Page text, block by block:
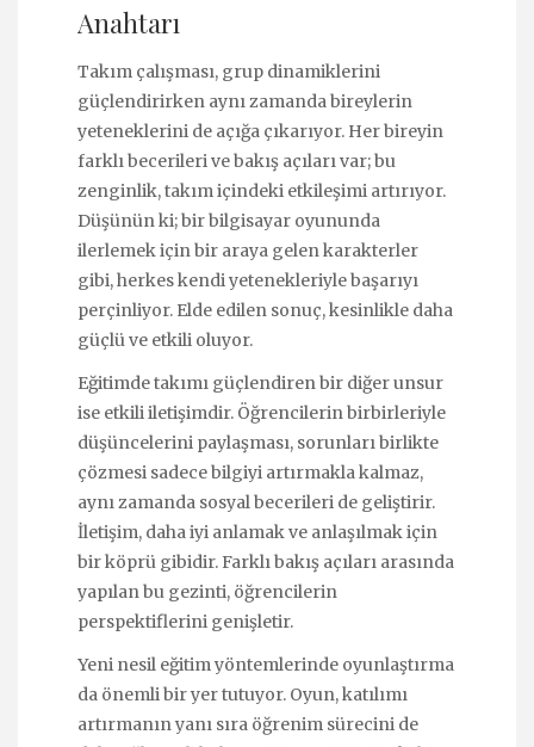
Anahtarı
Takım çalışması, grup dinamiklerini
güçlendirirken aynı zamanda bireylerin
yeteneklerini de açığa çıkarıyor. Her bireyin
farklı becerileri ve bakış açıları var; bu
zenginlik, takım içindeki etkileşimi artırıyor.
Düşünün ki; bir bilgisayar oyununda
ilerlemek için bir araya gelen karakterler
gibi, herkes kendi yetenekleriyle başarıyı
perçinliyor. Elde edilen sonuç, kesinlikle daha
güçlü ve etkili oluyor.
Eğitimde takımı güçlendiren bir diğer unsur
ise etkili iletişimdir. Öğrencilerin birbirleriyle
düşüncelerini paylaşması, sorunları birlikte
çözmesi sadece bilgiyi artırmakla kalmaz,
aynı zamanda sosyal becerileri de geliştirir.
İletişim, daha iyi anlamak ve anlaşılmak için
bir köprü gibidir. Farklı bakış açıları arasında
yapılan bu gezinti, öğrencilerin
perspektiflerini genişletir.
Yeni nesil eğitim yöntemlerinde oyunlaştırma
da önemli bir yer tutuyor. Oyun, katılımı
artırmanın yanı sıra öğrenim sürecini de